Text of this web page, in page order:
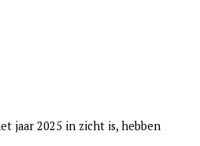
jaar 2025 in zicht is, hebben